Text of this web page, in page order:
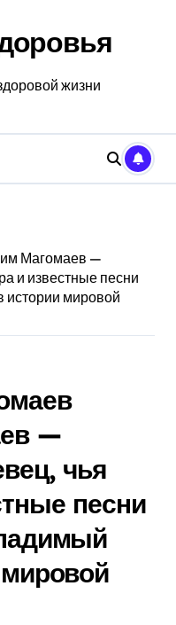
жизни
Магомаев —
и известные песни
истории мировой
—
чья
песни